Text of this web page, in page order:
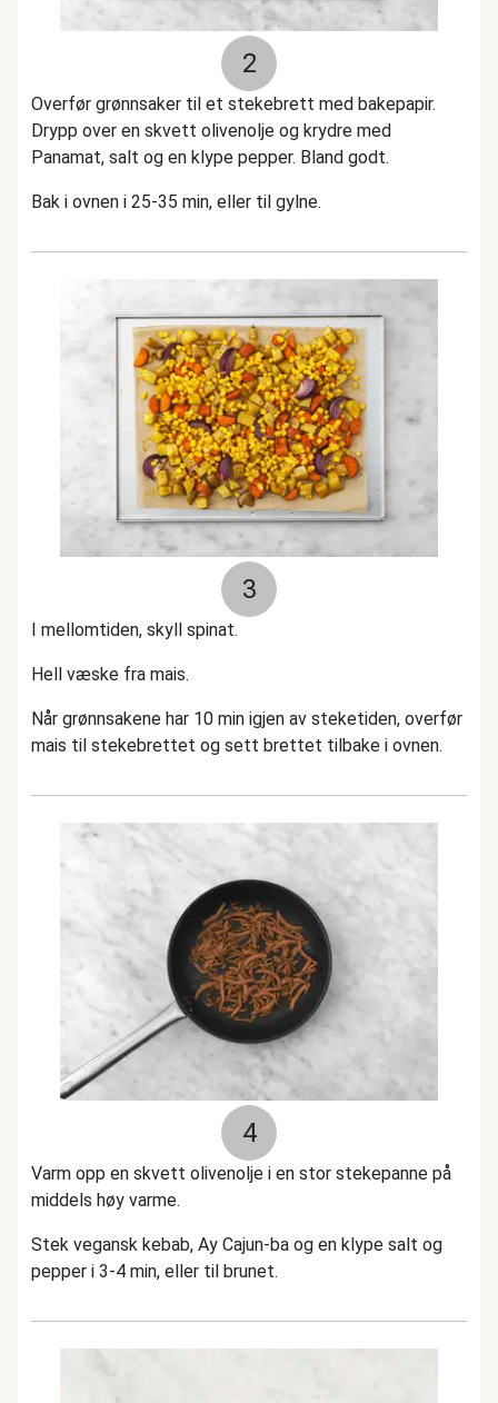
2
Overfør grønnsaker til et stekebrett med bakepapir.
Drypp over en skvett olivenolje og krydre med
Panamat, salt og en klype pepper. Bland godt.
Bak i ovnen i 25-35 min, eller til gylne.
3
I mellomtiden, skyll spinat.
Hell væske fra mais.
Når grønnsakene har 10 min igjen av steketiden, overfør
mais til stekebrettet og sett brettet tilbake i ovnen.
4
Varm opp en skvett olivenolje i en stor stekepanne på
middels høy varme.
Stek vegansk kebab, Ay Cajun-ba og en klype salt og
pepper i 3-4 min, eller til brunet.